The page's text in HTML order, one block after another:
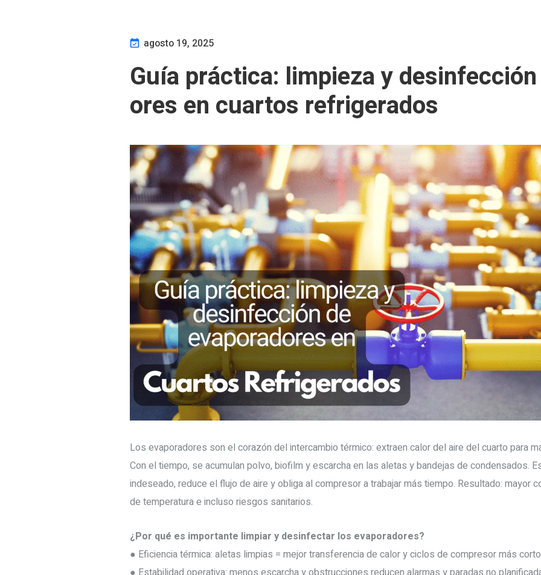
agosto 19, 2025
Guía práctica: limpieza y
ores en cuartos refrigerados
Los evaporadores son el corazón del intercambio térmico: extraen calor del aire del cuarto para
Con el tiempo, se acumulan polvo, biofilm y escarcha en las aletas y bandejas de condensados.
indeseado, reduce el flujo de aire y obliga al compresor a trabajar más tiempo. Resultado: mayor
de temperatura e incluso riesgos sanitarios.
¿Por qué es importante limpiar y desinfectar los evaporadores?
● Eficiencia térmica: aletas limpias = mejor transferencia de calor y ciclos de compresor más